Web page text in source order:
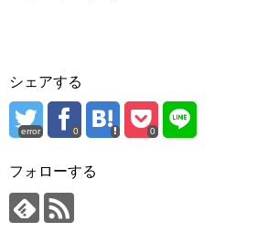
シェアする
error 0 0
フォローする